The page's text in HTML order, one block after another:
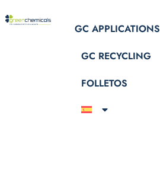
GC APPLICATIONS
GC RECYCLING
FOLLETOS